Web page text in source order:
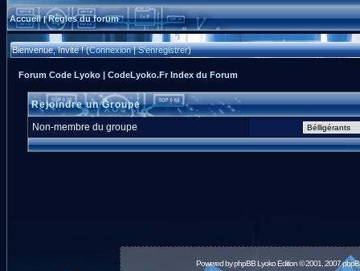
Accueil|Règles du forum
Bienvenue, Invité ! (Connexion|S'enregistrer)
Forum Code Lyoko | CodeLyoko.Fr Index du Forum
Rejoindre un Groupe
Non-membre du groupe
Powered byphpBBLyoko Edition © 2001, 2007